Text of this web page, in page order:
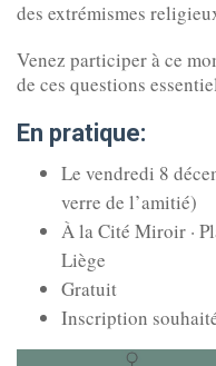
des extrémismes
Venez participer à ce
de ces questions
En pratique:
Le vendredi 8
verre de l’amitié)
À la Cité Miroir ·
Liège
Gratuit
Inscription